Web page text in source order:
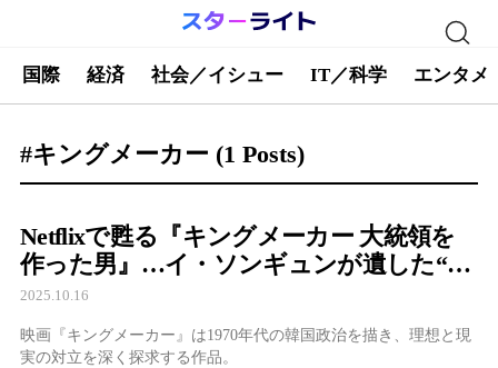
国際 経済 社会／イシュー IT／科学 エンタメ
#キングメーカー (1 Posts)
Netflixで甦る『キングメーカー 大統領を
作った男』…イ・ソンギュンが遺した“理
想と現実の狭間”の名演に再び光
2025.10.16
映画『キングメーカー』は1970年代の韓国政治を描き、理想と現
実の対立を深く探求する作品。